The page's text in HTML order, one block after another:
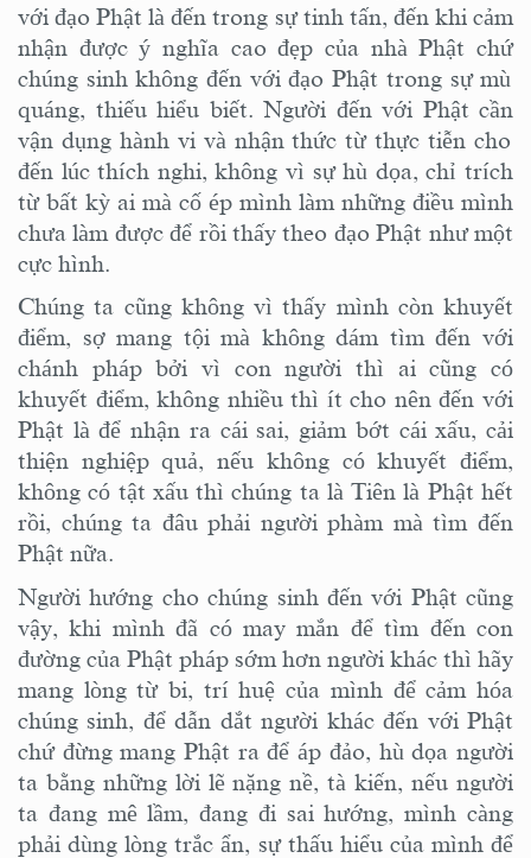
với đạo Phậtlà đến trong sự tinh tấn, đến khi cảm
nhận được ý nghĩa cao đẹp của nhà Phật chứ
chúng sinh không đến với đạo Phật trong sựmù
quáng, thiếu hiểu biết. Người đến với Phật cần
vận dụng hành vi và nhận thứctừ thực tiễn cho
đến lúcthích nghi, không vì sự hù dọa, chỉ trích
từ bất kỳ ai mà cố ép mình làm những điều mình
chưa làm được để rồi thấy theo đạo Phật như một
cực hình.
Chúng ta cũng không vì thấy mình còn khuyết
điểm, sợ mang tội mà không dám tìm đến với
chánh pháp bởi vì con người thì ai cũng có
khuyết điểm, không nhiều thì ít cho nên đến với
Phật là để nhận ra cái sai, giảm bớt cái xấu, cải
thiện nghiệp quả,nếu không có khuyết điểm,
không có tật xấu thì chúng ta là Tiên là Phật hết
rồi, chúng ta đâu phải người phàm mà tìm đến
Phật nữa.
Người hướng cho chúng sinh đến với Phật cũng
vậy, khi mình đã có may mắn để tìm đến con
đường của Phật pháp sớm hơn người khác thì hãy
mang lòng từ bi, trí huệ của mình để cảm hóa
chúng sinh, để dẫn dắt người khác đến với Phật
chứ đừng mang Phật ra để áp đảo, hù dọa người
ta bằng những lời lẽ nặng nề, tà kiến, nếu người
ta đang mê lầm, đang đi sai hướng, mình càng
phải dùng lòngtrắc ẩn, sự thấu hiểu của mình để